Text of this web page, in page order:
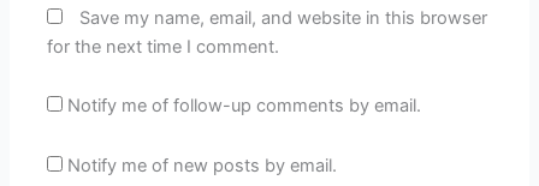
Save my name, email, and website in this browser
for the next time I comment.
Notify me of follow-up comments by email.
Notify me of new posts by email.